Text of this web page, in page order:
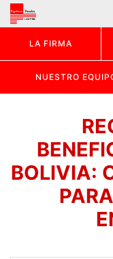
LA FIRMA
NUESTRO
BOLIVIA: